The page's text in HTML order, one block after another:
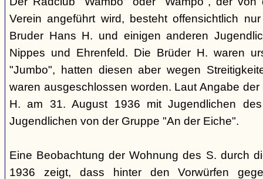
Verein angeführt wird, besteht offensichtlich
Bruder Hans H. und einigen anderen
Nippes und Ehrenfeld. Die Brüder H. waren
"Jumbo", hatten diesen aber wegen
waren ausgeschlossen worden. Laut Angabe
H. am 31. August 1936 mit Jugendlichen
Jugendlichen von der Gruppe "An der Eiche".
Eine Beobachtung der Wohnung des S. durch
1936 zeigt, dass hinter den Vorwürfen